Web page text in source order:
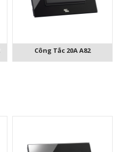
Công Tắc 20A A82